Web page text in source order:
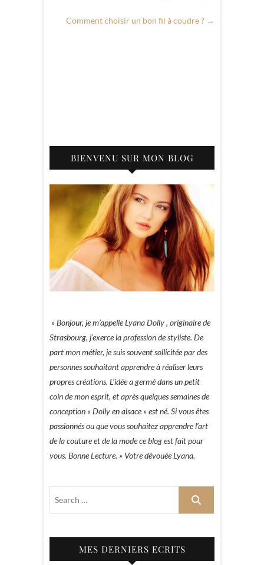
Comment choisir un bon fil à coudre ? →
BIENVENU SUR MON BLOG
» Bonjour, je m’appelle Lyana Dolly , originaire de
Strasbourg, j’exerce la profession de styliste. De
part mon métier, je suis souvent sollicitée par des
personnes souhaitant apprendre à réaliser leurs
propres créations. L’idée a germé dans un petit
coin de mon esprit, et après quelques semaines de
conception « Dolly en alsace » est né. Si vous êtes
passionnés ou que vous souhaitez apprendre l’art
de la couture et de la mode ce blog est fait pour
vous. Bonne Lecture. » Votre dévouée Lyana.
MES DERNIERS ECRITS